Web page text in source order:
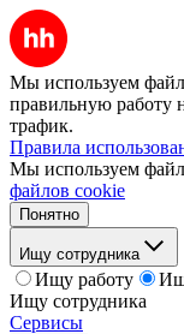
Мы используем
правильную работу
трафик.
Правила
Мы используем
файлов cookie
Понятно
Ищу сотрудника
Ищу работу
Ищу сотрудника
Сервисы